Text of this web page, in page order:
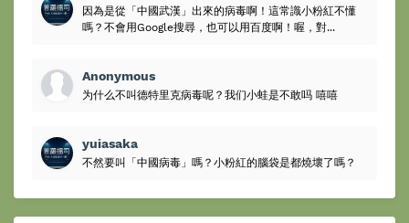
因為是從「中國武漢」出來的病毒啊！這常識小粉紅不懂
嗎？不會用Google搜尋，也可以用百度啊！喔，對...
Anonymous
为什么不叫德特里克病毒呢？我们小蛙是不敢吗 嘻嘻
yuiasaka
不然要叫「中國病毒」嗎？小粉紅的腦袋是都燒壞了嗎？